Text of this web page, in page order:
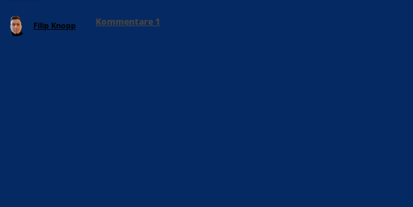
Filip Knopp Kommentare 1